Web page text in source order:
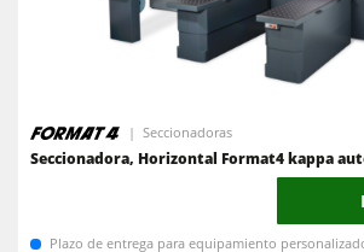
Seccionadoras
Seccionadora, Horizontal Format4 kappa
Plazo de entrega para equipamiento